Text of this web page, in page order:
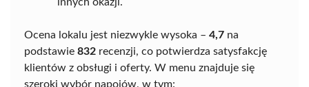
Ocena lokalu jest niezwykle wysoka – 4,7 na
podstawie 832 recenzji, co potwierdza satysfakcję
klientów z obsługi i oferty. W menu znajduje się
szeroki wybór napojów, w tym: